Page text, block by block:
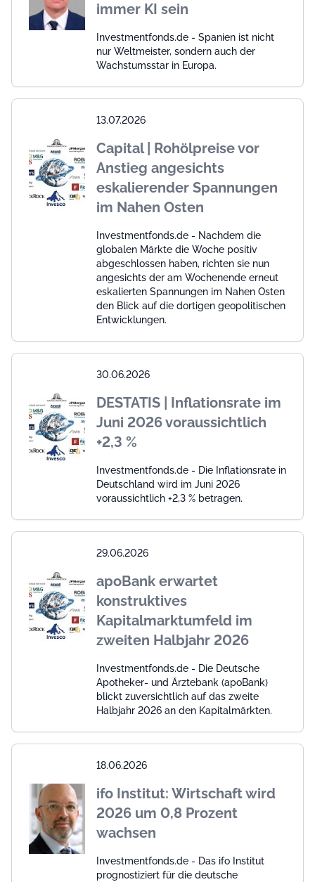
immer KI sein
Investmentfonds.de - Spanien ist nicht
nur Weltmeister, sondern auch der
Wachstumsstar in Europa.
13.07.2026
Capital | Rohölpreise vor
Anstieg angesichts
eskalierender Spannungen
im Nahen Osten
Investmentfonds.de - Nachdem die
globalen Märkte die Woche positiv
abgeschlossen haben, richten sie nun
angesichts der am Wochenende erneut
eskalierten Spannungen im Nahen Osten
den Blick auf die dortigen geopolitischen
Entwicklungen.
30.06.2026
DESTATIS | Inflationsrate im
Juni 2026 voraussichtlich
+2,3 %
Investmentfonds.de - Die Inflationsrate in
Deutschland wird im Juni 2026
voraussichtlich +2,3 % betragen.
29.06.2026
apoBank erwartet
konstruktives
Kapitalmarktumfeld im
zweiten Halbjahr 2026
Investmentfonds.de - Die Deutsche
Apotheker- und Ärztebank (apoBank)
blickt zuversichtlich auf das zweite
Halbjahr 2026 an den Kapitalmärkten.
18.06.2026
ifo Institut: Wirtschaft wird
2026 um 0,8 Prozent
wachsen
Investmentfonds.de - Das ifo Institut
prognostiziert für die deutsche